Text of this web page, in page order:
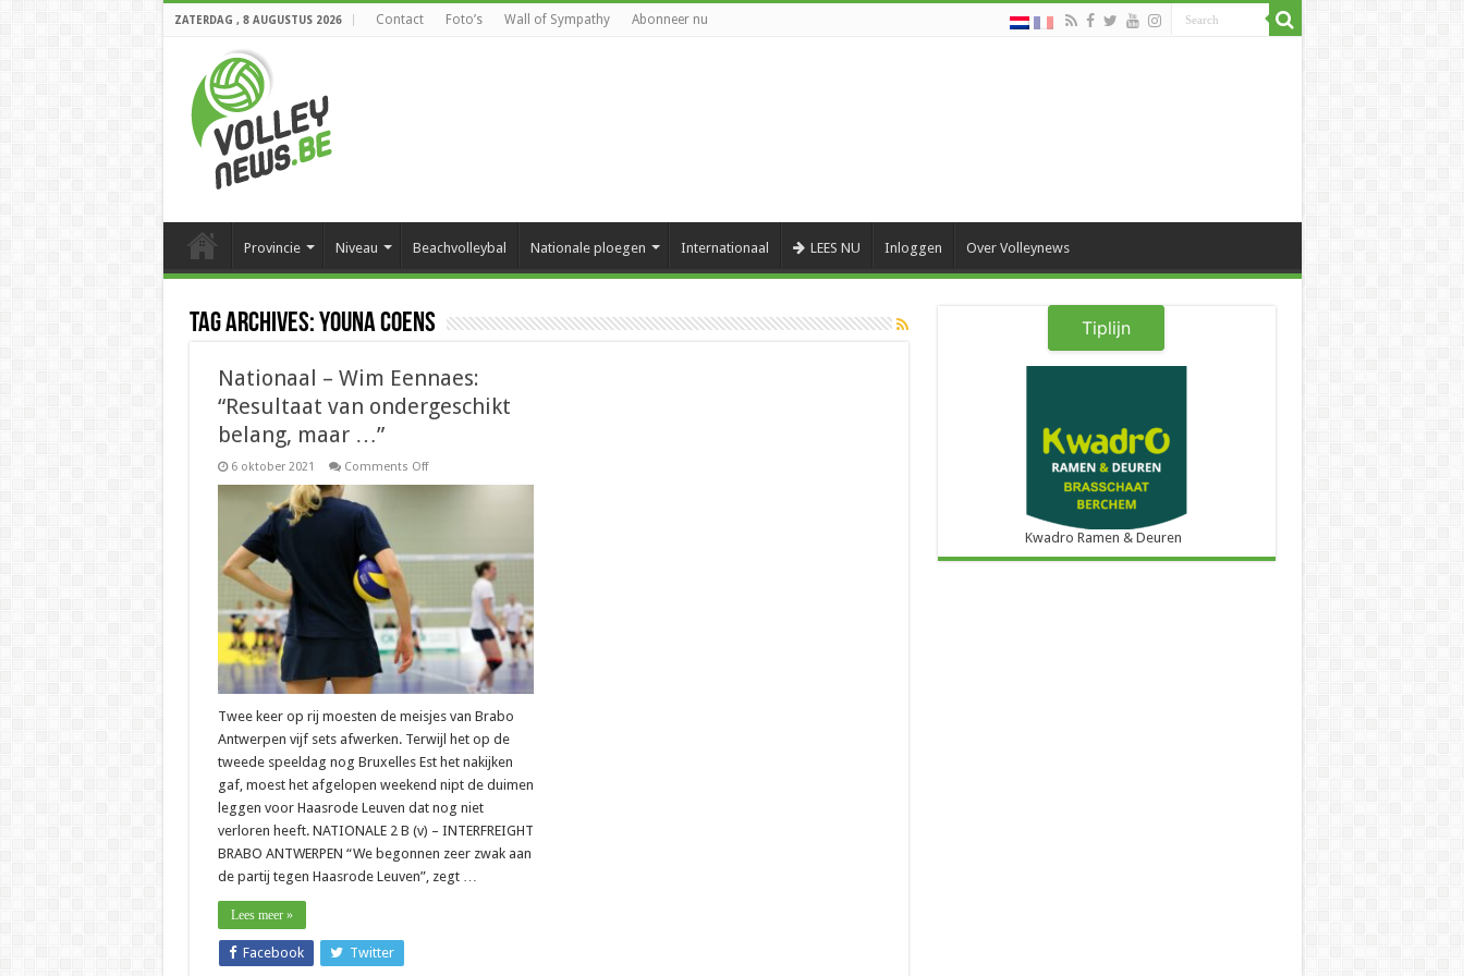
ZATERDAG , 8 AUGUSTUS 2026 Contact Foto’s Wall of Sympathy Abonneer nu
Provincie Niveau Beachvolleybal Nationale ploegen Internationaal LEES NU Inloggen Over Volleynews
Tag Archives:Youna Coens
Nationaal – Wim Eennaes:
“Resultaat van ondergeschikt
belang, maar …”
6 oktober 2021 Comments Offon
van
ondergeschikt
…”
Twee keer op rij moesten de meisjes van Brabo
Antwerpen vijf sets afwerken. Terwijl het op de
tweede speeldag nog Bruxelles Est het nakijken
gaf, moest het afgelopen weekend nipt de duimen
leggen voor Haasrode Leuven dat nog niet
verloren heeft. NATIONALE 2 B (v) – INTERFREIGHT
BRABO ANTWERPEN “We begonnen zeer zwak aan
de partij tegen Haasrode Leuven”, zegt …
Lees meer »
Facebook Twitter
Tiplijn
Kwadro Ramen & Deuren